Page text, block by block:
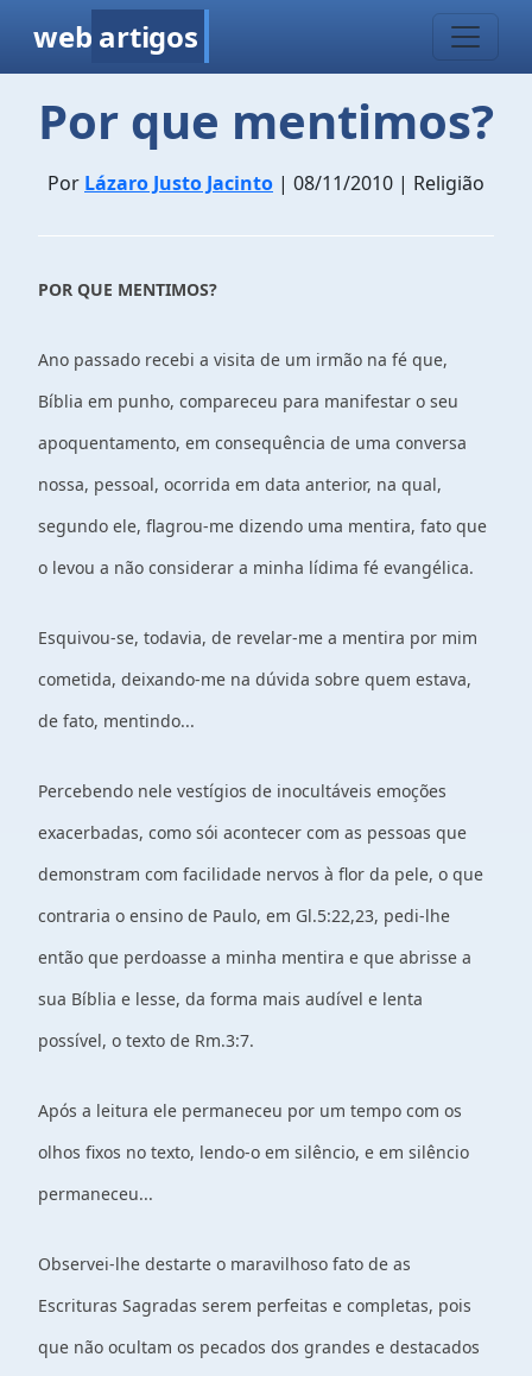
web artigos
Por que mentimos?
Por Lázaro Justo Jacinto | 08/11/2010 | Religião
POR QUE MENTIMOS?
Ano passado recebi a visita de um irmão na fé que,
Bíblia em punho, compareceu para manifestar o seu
apoquentamento, em consequência de uma conversa
nossa, pessoal, ocorrida em data anterior, na qual,
segundo ele, flagrou-me dizendo uma mentira, fato que
o levou a não considerar a minha lídima fé evangélica.
Esquivou-se, todavia, de revelar-me a mentira por mim
cometida, deixando-me na dúvida sobre quem estava,
de fato, mentindo...
Percebendo nele vestígios de inocultáveis emoções
exacerbadas, como sói acontecer com as pessoas que
demonstram com facilidade nervos à flor da pele, o que
contraria o ensino de Paulo, em Gl.5:22,23, pedi-lhe
então que perdoasse a minha mentira e que abrisse a
sua Bíblia e lesse, da forma mais audível e lenta
possível, o texto de Rm.3:7.
Após a leitura ele permaneceu por um tempo com os
olhos fixos no texto, lendo-o em silêncio, e em silêncio
permaneceu...
Observei-lhe destarte o maravilhoso fato de as
Escrituras Sagradas serem perfeitas e completas, pois
que não ocultam os pecados dos grandes e destacados